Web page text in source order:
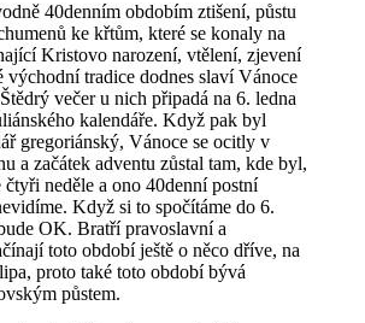
40denním obdobím ztišení, půstu
ke křtům, které se konaly na
Kristovo narození, vtělení, zjevení
východní tradice dodnes slaví Vánoce
večer u nich připadá na 6. ledna
kalendáře. Když pak byl
gregoriánský, Vánoce se ocitly v
a začátek adventu zůstal tam, kde byl,
čtyři neděle a ono 40denní postní
Když si to spočítáme do 6.
OK. Bratří pravoslavní a
toto období ještě o něco dříve, na
proto také toto období bývá
půstem.